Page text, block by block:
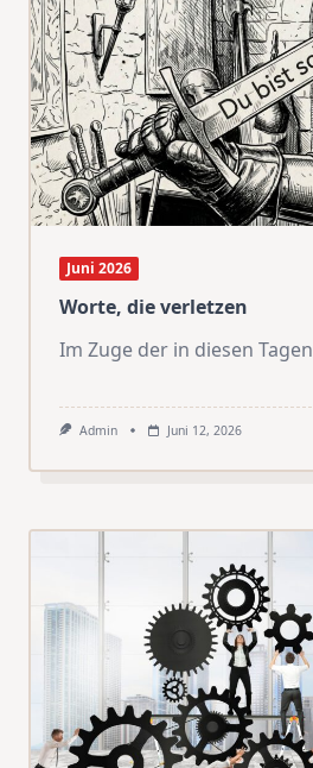
Juni 2026
Worte, die verletzen
Im Zuge der in diesen Tagen
Admin Juni 12, 2026